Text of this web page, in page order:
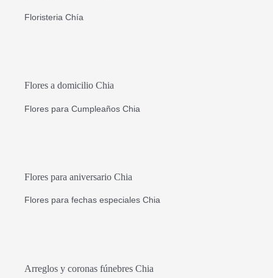
Floristeria Chía
Flores a domicilio Chia
Flores para Cumpleaños Chia
Flores para aniversario Chia
Flores para fechas especiales Chia
Arreglos y coronas fúnebres Chia